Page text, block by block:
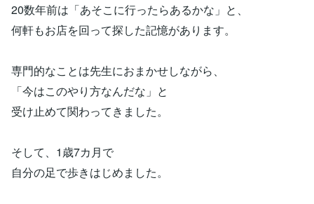
20数年前は「あそこに行ったらあるかな」と、
何軒もお店を回って探した記憶があります。
専門的なことは先生におまかせしながら、
「今はこのやり方なんだな」と
受け止めて関わってきました。
そして、1歳7カ月で
自分の足で歩きはじめました。